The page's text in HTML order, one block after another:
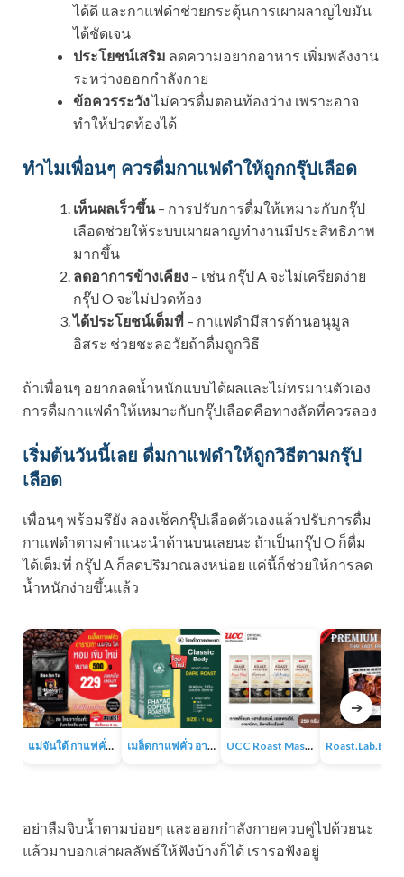
ได้ดี และกาแฟดำช่วยกระตุ้นการเผาผลาญไขมัน
ได้ชัดเจน
ประโยชน์เสริม ลดความอยากอาหาร เพิ่มพลังงาน
ระหว่างออกกำลังกาย
ข้อควรระวังไม่ควรดื่มตอนท้องว่าง เพราะอาจ
ทำให้ปวดท้องได้
ทำไมเพื่อนๆ ควรดื่มกาแฟดำให้ถูกกรุ๊ปเลือด
เห็นผลเร็วขึ้น– การปรับการดื่มให้เหมาะกับกรุ๊ป
เลือดช่วยให้ระบบเผาผลาญทำงานมีประสิทธิภาพ
มากขึ้น
ลดอาการข้างเคียง – เช่น กรุ๊ป A จะไม่เครียดง่าย
กรุ๊ป O จะไม่ปวดท้อง
ได้ประโยชน์เต็มที่ – กาแฟดำมีสารต้านอนุมูล
อิสระ ช่วยชะลอวัยถ้าดื่มถูกวิธี
ถ้าเพื่อนๆ อยากลดน้ำหนักแบบได้ผลและไม่ทรมานตัวเอง
การดื่มกาแฟดำให้เหมาะกับกรุ๊ปเลือดคือทางลัดที่ควรลอง
เริ่มต้นวันนี้เลย ดื่มกาแฟดำให้ถูกวิธีตามกรุ๊ป
เลือด
เพื่อนๆ พร้อมรึยัง ลองเช็คกรุ๊ปเลือดตัวเองแล้วปรับการดื่ม
กาแฟดำตามคำแนะนำด้านบนเลยนะ ถ้าเป็นกรุ๊ป O ก็ดื่ม
ได้เต็มที่ กรุ๊ป A ก็ลดปริมาณลงหน่อย แค่นี้ก็ช่วยให้การลด
น้ำหนักง่ายขึ้นแล้ว
แม่จันใต้ กาแฟคั่ว หอม เข้ม เมล็ดกาแฟคั่ว อาราบิก้า 100% 1KG UCC Roast Master กาแฟคั่วบด 250 ก.
➔
อย่าลืมจิบน้ำตามบ่อยๆ และออกกำลังกายควบคู่ไปด้วยนะ
แล้วมาบอกเล่าผลลัพธ์ให้ฟังบ้างก็ได้ เรารอฟังอยู่